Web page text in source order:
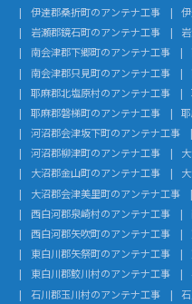
伊達郡桑折町のアンテナ工事
岩瀬郡鏡石町のアンテナ工事
南会津郡下郷町のアンテナ工事
南会津郡只見町のアンテナ工事
耶麻郡北塩原村のアンテナ工事
耶麻郡磐梯町のアンテナ工事
河沼郡会津坂下町のアンテナ工事
河沼郡柳津町のアンテナ工事
大沼郡金山町のアンテナ工事
大沼郡会津美里町のアンテナ工事
西白河郡泉崎村のアンテナ工事
西白河郡矢吹町のアンテナ工事
東白川郡矢祭町のアンテナ工事
東白川郡鮫川村のアンテナ工事
石川郡玉川村のアンテナ工事